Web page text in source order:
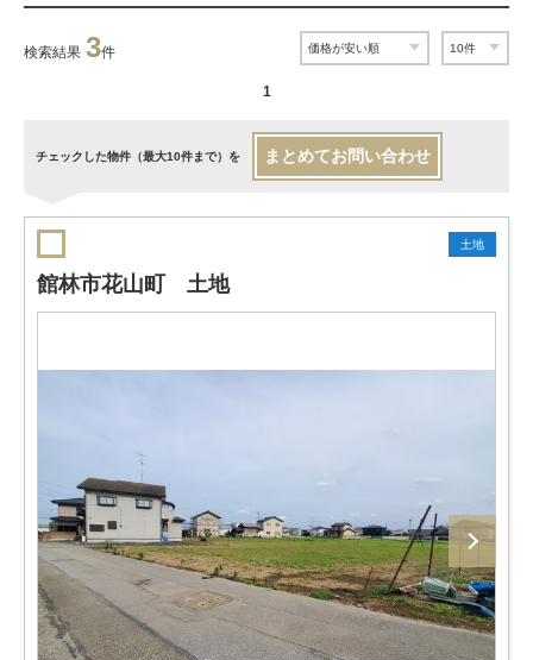
検索結果 3件
1
チェックした物件（最大10件まで）を まとめてお問い合わせ
土地
館林市花山町 土地